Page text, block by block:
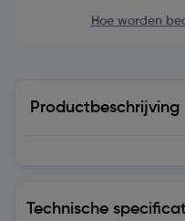
Hoe worden
Productbeschrijving
Technische